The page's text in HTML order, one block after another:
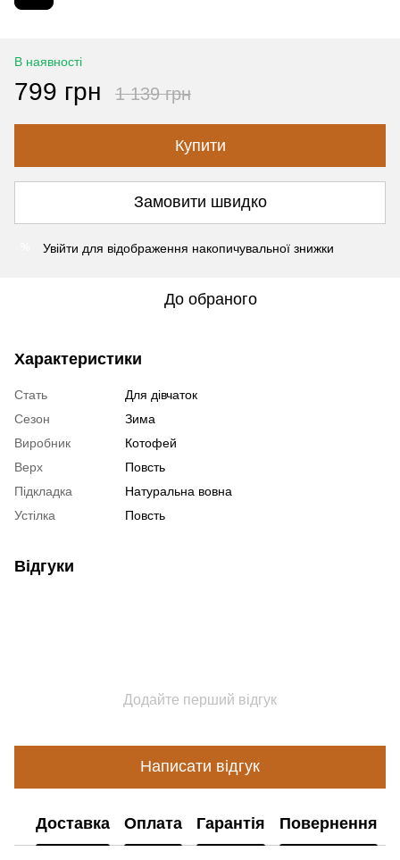
В наявності
799 грн 1 139 грн
Купити
Замовити швидко
Увійти для відображення накопичувальної знижки
До обраного
Характеристики
Стать
Для дівчаток
Сезон
Зима
Виробник
Котофей
Верх
Повсть
Підкладка
Натуральна вовна
Устілка
Повсть
Відгуки
Додайте перший відгук
Написати відгук
Доставка Оплата Гарантія Повернення